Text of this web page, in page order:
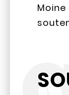
Moine